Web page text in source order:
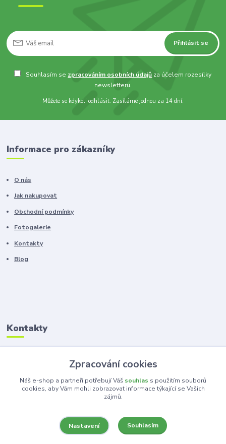
Přihlásit se
Souhlasím se zpracováním osobních údajů za účelem rozesílky
newsletteru.
Můžete se kdykoli odhlásit. Zasíláme jednou za 14 dní.
Informace pro zákazníky
O nás
Jak nakupovat
Obchodní podmínky
Fotogalerie
Kontakty
Blog
Kontakty
Zákaznická podpora
+420 603 100 966
(Po-Pá, 8-16 hod.)
Zpracování cookies
Náš e-shop a partneři potřebují Váš souhlas s použitím souborů
cookies, aby Vám mohli zobrazovat informace týkající se Vašich
zájmů.
Nastavení Souhlasím